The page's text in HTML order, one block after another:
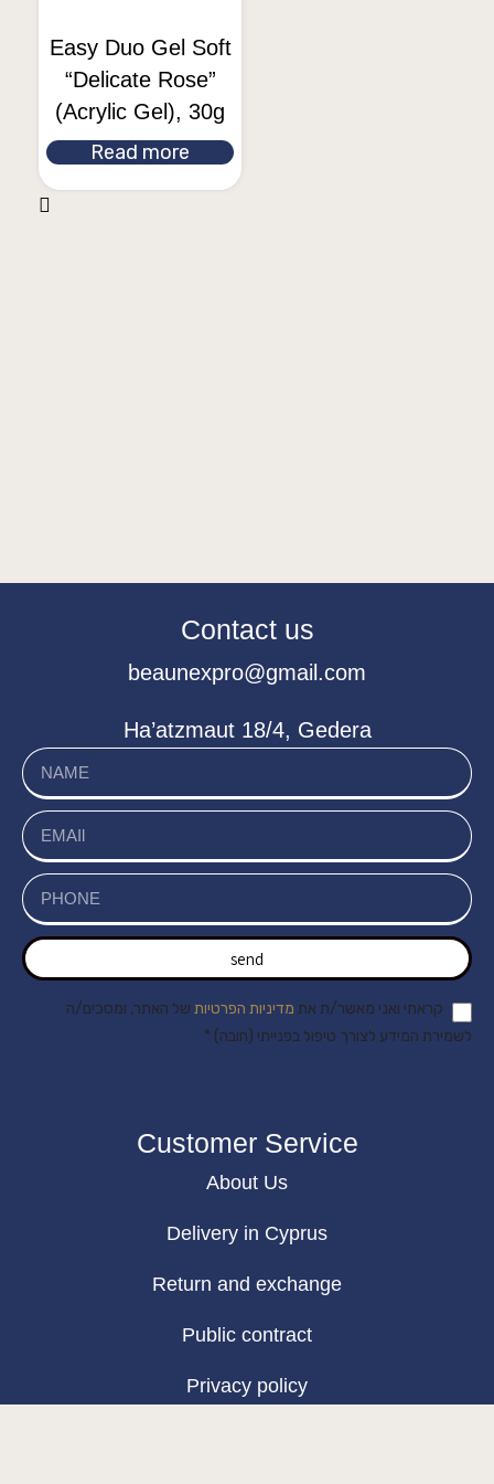
Easy Duo Gel Soft
“Delicate Rose”
(Acrylic Gel), 30g
Read more
Contact us
beaunexpro@gmail.com
Ha’atzmaut 18/4, Gedera
send
קראתי ואני מאשר/ת את מדיניות הפרטיות של האתר, ומסכים/ה
לשמירת המידע לצורך טיפול בפנייתי (חובה) *
Customer Service
About Us
Delivery in Cyprus
Return and exchange
Public contract
Privacy policy